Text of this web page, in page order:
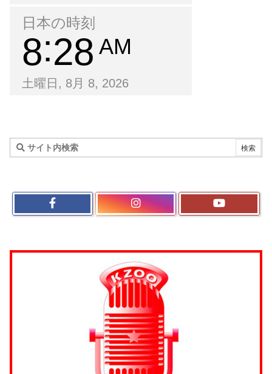
日本の時刻
8 28 AM
土曜日, 8月 8, 2026